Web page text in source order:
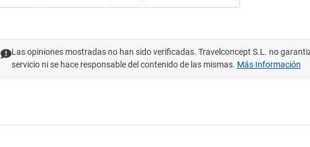
Las opiniones mostradas no han sido verificadas. Travelconcept S.L. no
servicio ni se hace responsable del contenido de las mismas. Más Información